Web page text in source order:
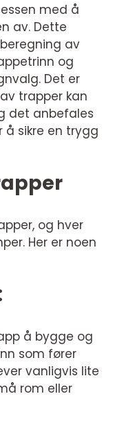
med å
av. Dette
av
og
Det er
trapper kan
det anbefales
sikre en trygg
og hver
Her er noen
å bygge og
som fører
vanligvis lite
rom eller